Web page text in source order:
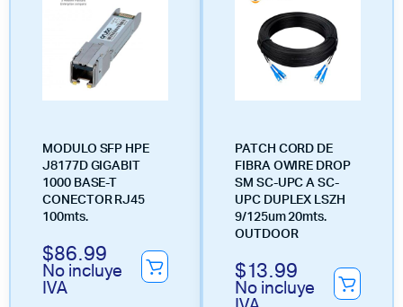
MODULO SFP HPE
J8177D GIGABIT
1000 BASE-T
CONECTOR RJ45
100mts.
$86.99
No incluye
IVA
PATCH CORD DE
FIBRA OWIRE DROP
SM SC-UPC A SC-
UPC DUPLEX LSZH
9/125um 20mts.
OUTDOOR
$13.99
No incluye